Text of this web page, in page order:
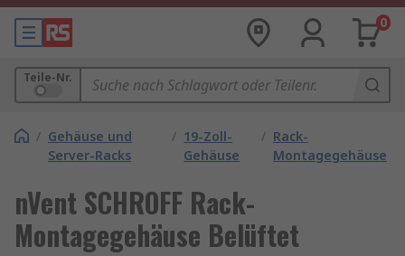
0
Teile-Nr.
/ Gehäuse und
Server-Racks
/ 19-Zoll-
Gehäuse
/ Rack-
Montagegehäuse
nVent SCHROFF Rack-
Montagegehäuse Belüftet